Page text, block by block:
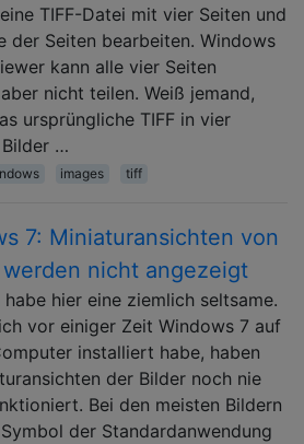
TIFF-Datei mit vier Seiten und
der Seiten bearbeiten. Windows
kann alle vier Seiten
nicht teilen. Weiß jemand,
ursprüngliche TIFF in vier
…
images tiff
7: Miniaturansichten von
nicht angezeigt
habe hier eine ziemlich seltsame.
vor einiger Zeit Windows 7 auf
installiert habe, haben
der Bilder noch nie
Bei den meisten Bildern
der Standardanwendung